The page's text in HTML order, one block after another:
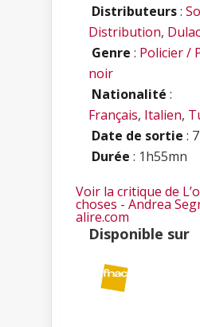
Distributeurs:
Distribution,
Genre : Policier /
noir
Nationalité :
Français, Italien,
Date de sortie :
Durée : 1h55mn
Voir la critique de
choses - Andrea
alire.com
Disponible sur